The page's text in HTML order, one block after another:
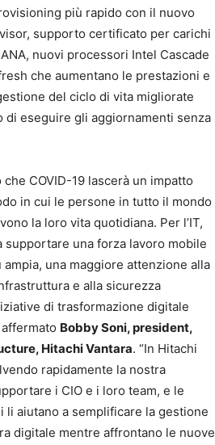
più rapido con il nuovo
supporto certificato per carichi
nuovi processori Intel Cascade
che aumentano le prestazioni e
del ciclo di vita migliorate
di eseguire gli aggiornamenti senza
che COVID-19 lascerà un impatto
in cui le persone in tutto il mondo
la loro vita quotidiana. Per l’IT,
supportare una forza lavoro mobile
una maggiore attenzione alla
e alla sicurezza
di trasformazione digitale
Bobby Soni, president,
Hitachi Vantara. “In Hitachi
rapidamente la nostra
i CIO e i loro team, e le
li aiutano a semplificare la gestione
digitale mentre affrontano le nuove